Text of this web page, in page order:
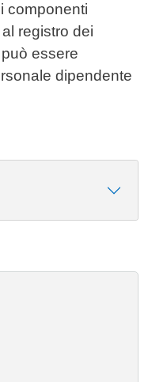
componenti
registro dei
essere
dipendente